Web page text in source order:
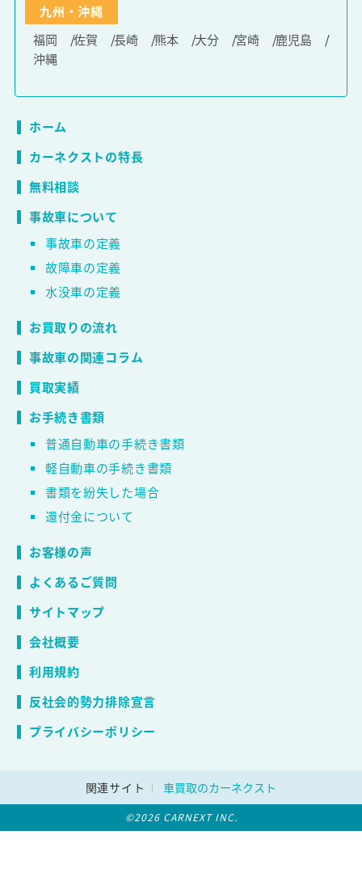
九州・沖縄
福岡
佐賀 長崎 熊本 大分 宮崎
鹿児島
沖縄
ホーム
カーネクストの特長
無料相談
事故車について
事故車の定義
故障車の定義
水没車の定義
お買取りの流れ
事故車の関連コラム
買取実績
お手続き書類
普通自動車の手続き書類
軽自動車の手続き書類
書類を紛失した場合
還付金について
お客様の声
よくあるご質問
サイトマップ
会社概要
利用規約
反社会的勢力排除宣言
プライバシーポリシー
関連サイト 車買取のカーネクスト
©2026 CARNEXT INC.